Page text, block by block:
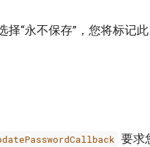
“永不保存”，您将标记
要求